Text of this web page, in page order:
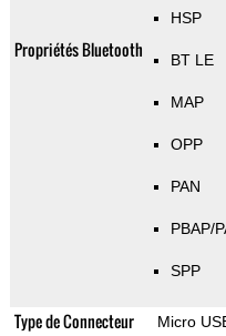
Propriétés Bluetooth
HSP
BT LE
MAP
OPP
PAN
PBAP/
SPP
Type de Connecteur Micro